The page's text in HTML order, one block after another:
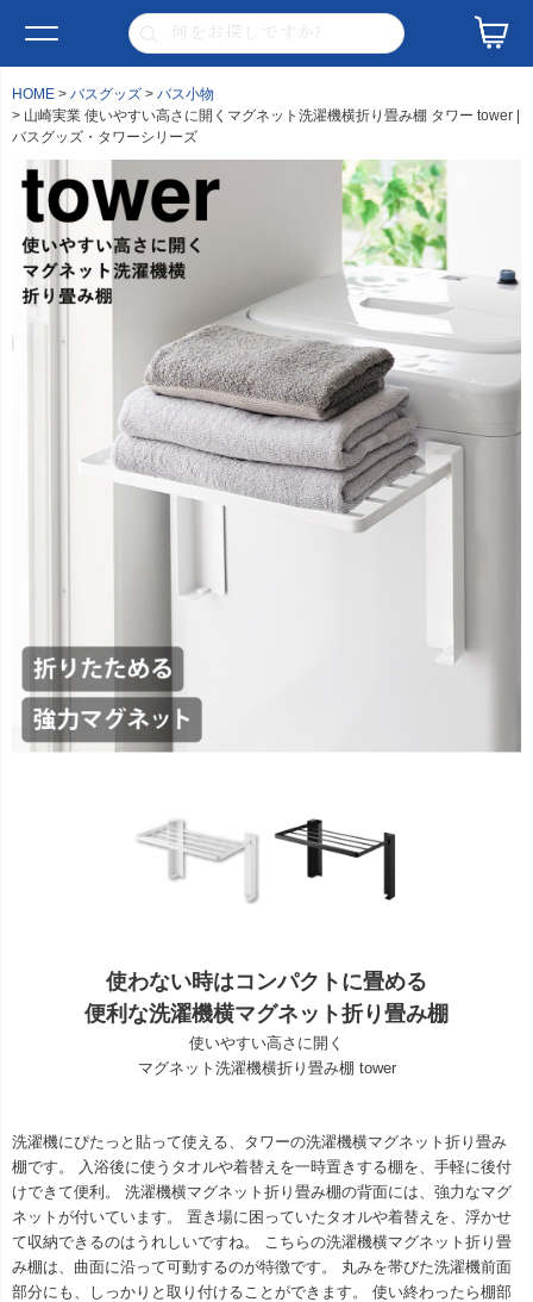
HOME バスグッズ
バス小物
山崎実業 使いやすい高さに開くマグネット洗濯機横折り畳み棚 タワー tower |
バスグッズ・タワーシリーズ
使わない時はコンパクトに畳める
便利な洗濯機横マグネット折り畳み棚
使いやすい高さに開く
マグネット洗濯機横折り畳み棚 tower
洗濯機にぴたっと貼って使える、タワーの洗濯機横マグネット折り畳み
棚です。 入浴後に使うタオルや着替えを一時置きする棚を、手軽に後付
けできて便利。 洗濯機横マグネット折り畳み棚の背面には、強力なマグ
ネットが付いています。 置き場に困っていたタオルや着替えを、浮かせ
て収納できるのはうれしいですね。 こちらの洗濯機横マグネット折り畳
み棚は、曲面に沿って可動するのが特徴です。 丸みを帯びた洗濯機前面
部分にも、しっかりと取り付けることができます。 使い終わったら棚部